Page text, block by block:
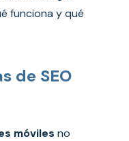
funciona y qué
de SEO
móviles no